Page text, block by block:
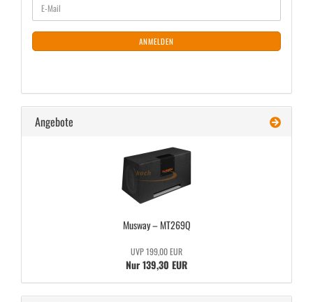
ZUR
NEWSLETTER-
ANMELDUNG
E-
Mail
ANMELDEN
Angebote
Mus­way – MT269Q
UVP 199,00 EUR
Nur 139,30 EUR